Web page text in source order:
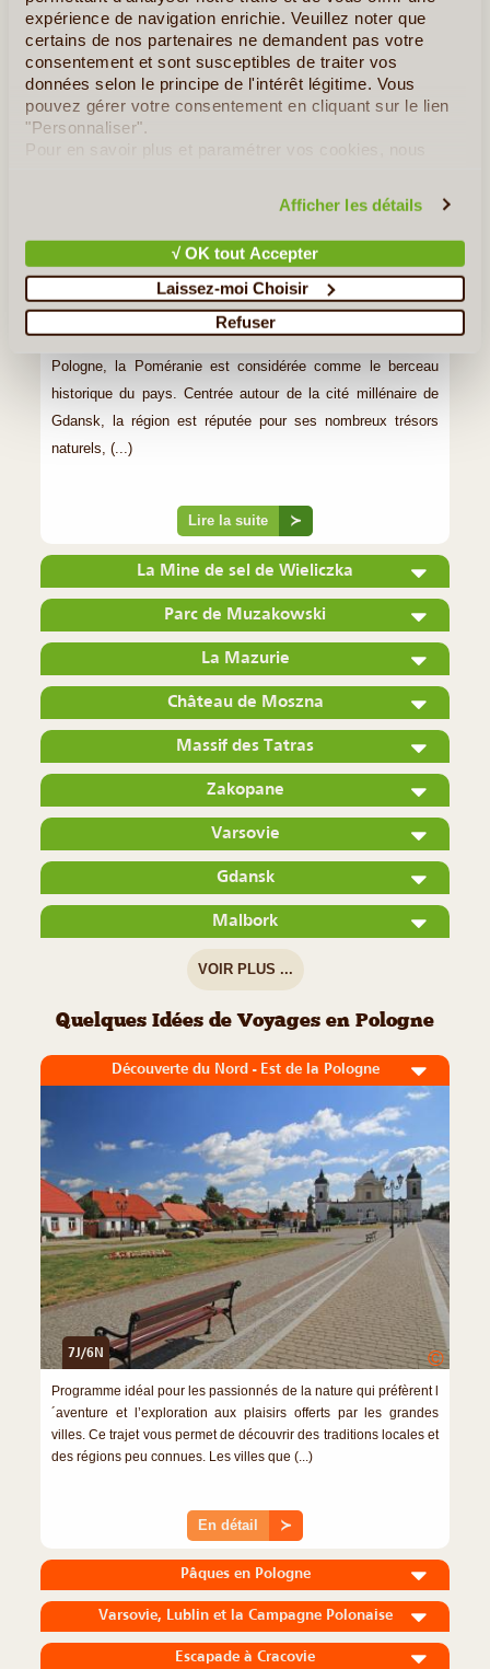
expérience de navigation enrichie. Veuillez noter que
certains de nos partenaires ne demandent pas votre
consentement et sont susceptibles de traiter vos
données selon le principe de l'intérêt légitime. Vous
pouvez gérer votre consentement en cliquant sur le lien
"Personnaliser".
Pour en savoir plus et paramétrer vos cookies, nous
Afficher les détails
√ OK tout Accepter
Laissez-moi Choisir
Refuser
La Poméranie
©
Région côtière de la mer Baltique située au nord de la
Pologne, la Poméranie est considérée comme le berceau
historique du pays. Centrée autour de la cité millénaire de
Gdansk, la région est réputée pour ses nombreux trésors
naturels, (...)
Lire la suite ≻
La Mine de sel de Wieliczka
Parc de Muzakowski
La Mazurie
Château de Moszna
Massif des Tatras
Zakopane
Varsovie
Gdansk
Malbork
VOIR PLUS ...
Quelques Idées de Voyages en Pologne
Découverte du Nord - Est de la Pologne
7J/6N ©
Programme idéal pour les passionnés de la nature qui préfèrent l
´aventure et l’exploration aux plaisirs offerts par les grandes
villes. Ce trajet vous permet de découvrir des traditions locales et
des régions peu connues. Les villes que (...)
En détail ≻
Pâques en Pologne
Varsovie, Lublin et la Campagne Polonaise
Escapade à Cracovie